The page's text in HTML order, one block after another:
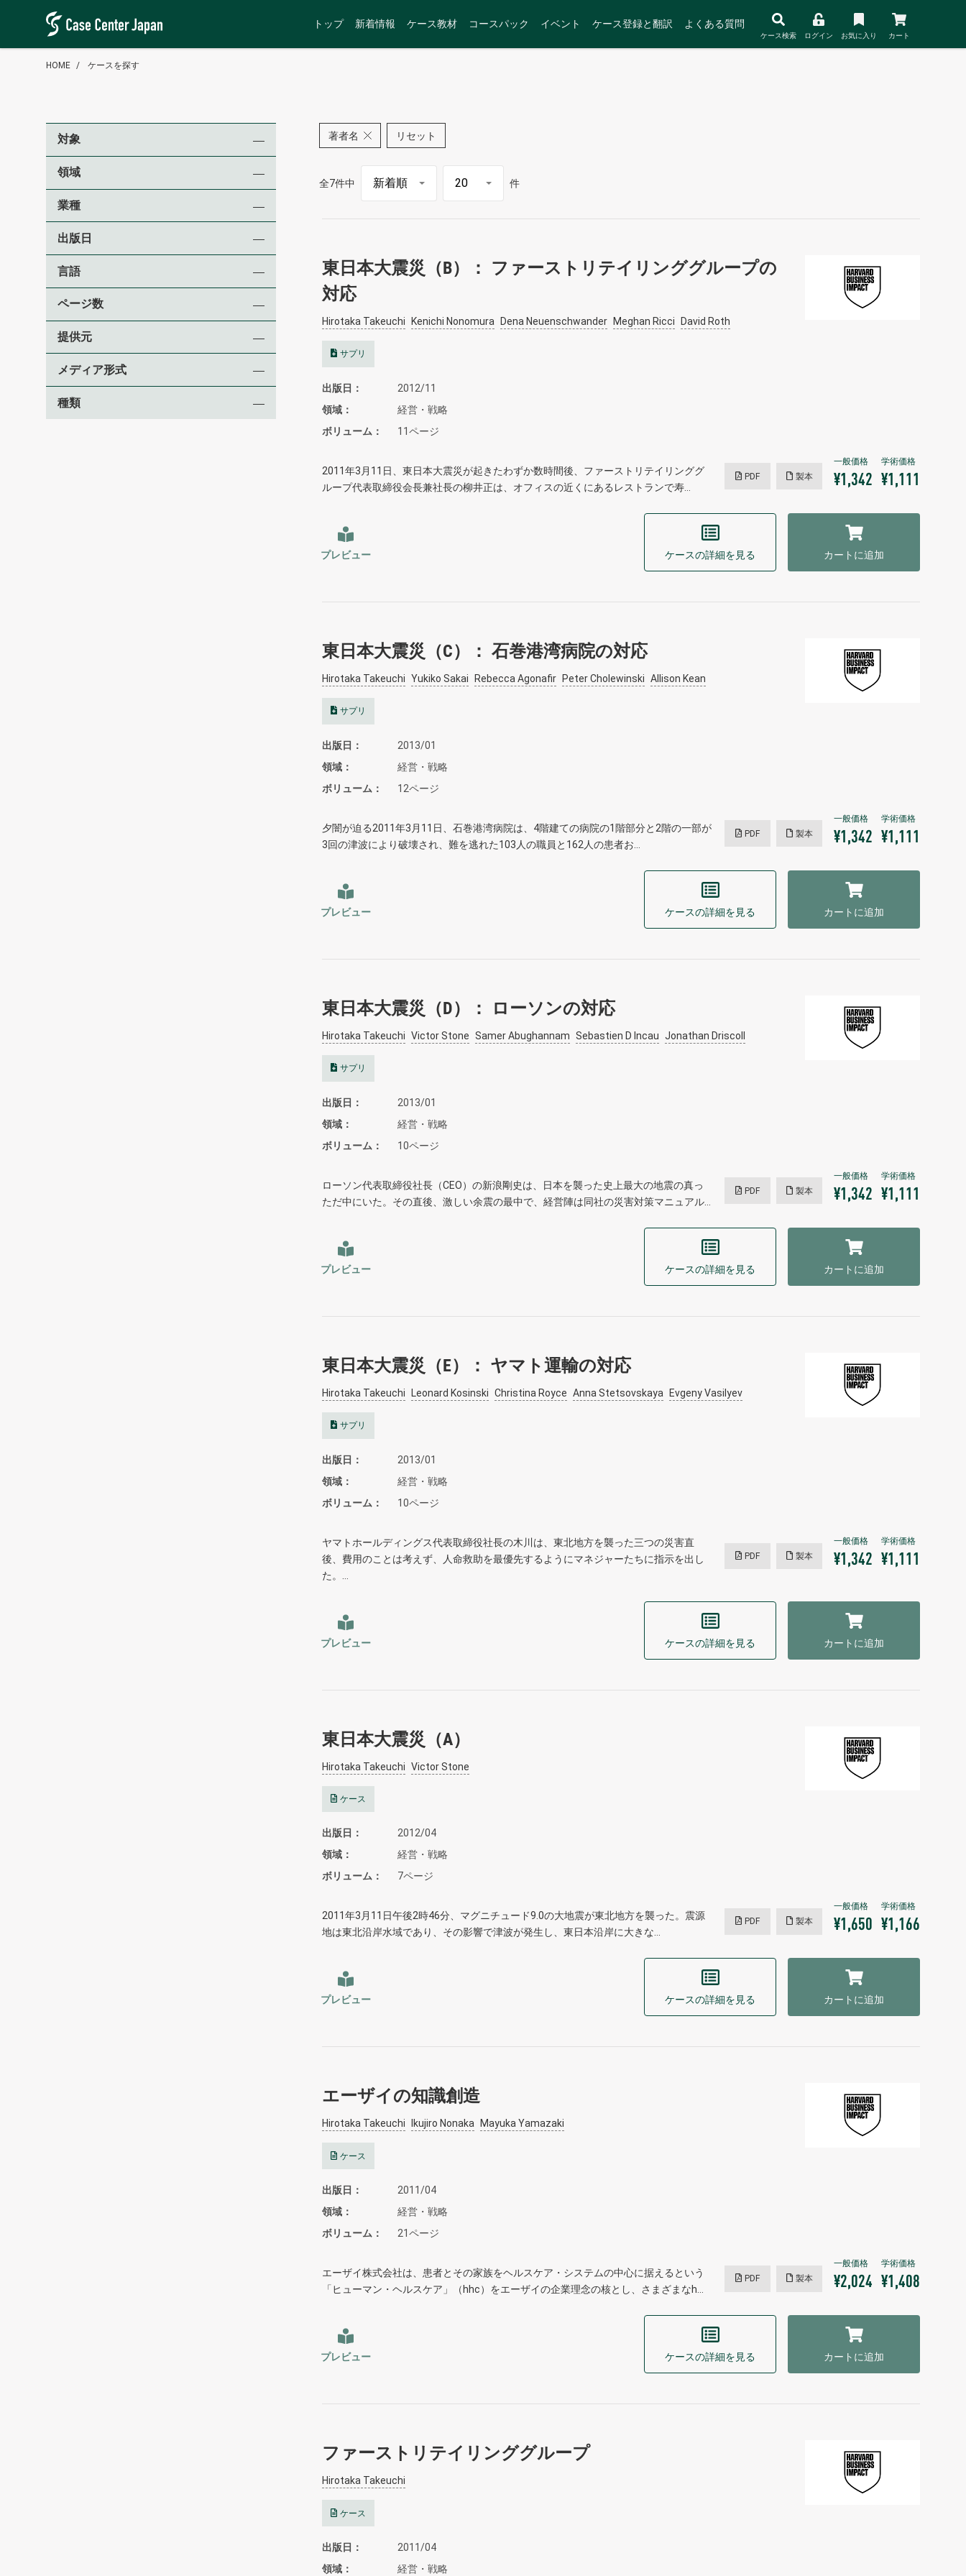
トップ 新着情報 ケース教材 コースパック イベント ケース登録と翻訳 よくある質問
ケース検索 ログイン お気に入り カート
HOME ケースを探す
著者名 リセット
全7件中 件
東日本大震災（B）： ファーストリテイリンググループの
対応
Hirotaka Takeuchi Kenichi Nonomura Dena Neuenschwander Meghan Ricci David Roth
サプリ
出版日
2012/11
領域
経営・戦略
ボリューム
11ページ
2011年3月11日、東日本大震災が起きたわずか数時間後、ファーストリテイリンググ
ループ代表取締役会長兼社長の柳井正は、オフィスの近くにあるレストランで寿…
PDF 製本 ¥1,342 ¥1,111
プレビュー ケースの詳細を見る カートに追加
東日本大震災（C）： 石巻港湾病院の対応
Hirotaka Takeuchi Yukiko Sakai Rebecca Agonafir Peter Cholewinski Allison Kean
サプリ
出版日
2013/01
領域
経営・戦略
ボリューム
12ページ
夕闇が迫る2011年3月11日、石巻港湾病院は、4階建ての病院の1階部分と2階の一部が
3回の津波により破壊され、難を逃れた103人の職員と162人の患者お…
PDF 製本 ¥1,342 ¥1,111
プレビュー ケースの詳細を見る カートに追加
東日本大震災（D）： ローソンの対応
Hirotaka Takeuchi Victor Stone Samer Abughannam Sebastien D Incau Jonathan Driscoll
サプリ
出版日
2013/01
領域
経営・戦略
ボリューム
10ページ
ローソン代表取締役社長（CEO）の新浪剛史は、日本を襲った史上最大の地震の真っ
ただ中にいた。その直後、激しい余震の最中で、経営陣は同社の災害対策マニュアル…
PDF 製本 ¥1,342 ¥1,111
プレビュー ケースの詳細を見る カートに追加
東日本大震災（E）： ヤマト運輸の対応
Hirotaka Takeuchi Leonard Kosinski Christina Royce Anna Stetsovskaya Evgeny Vasilyev
サプリ
出版日
2013/01
領域
経営・戦略
ボリューム
10ページ
ヤマトホールディングス代表取締役社長の木川は、東北地方を襲った三つの災害直
後、費用のことは考えず、人命救助を最優先するようにマネジャーたちに指示を出し
た。…
PDF 製本 ¥1,342 ¥1,111
プレビュー ケースの詳細を見る カートに追加
東日本大震災（A）
Hirotaka Takeuchi Victor Stone
ケース
出版日
2012/04
領域
経営・戦略
ボリューム
7ページ
2011年3月11日午後2時46分、マグニチュード9.0の大地震が東北地方を襲った。震源
地は東北沿岸水域であり、その影響で津波が発生し、東日本沿岸に大きな…
PDF 製本 ¥1,650 ¥1,166
プレビュー ケースの詳細を見る カートに追加
エーザイの知識創造
Hirotaka Takeuchi Ikujiro Nonaka Mayuka Yamazaki
ケース
出版日
2011/04
領域
経営・戦略
ボリューム
21ページ
エーザイ株式会社は、患者とその家族をヘルスケア・システムの中心に据えるという
「ヒューマン・ヘルスケア」（hhc）をエーザイの企業理念の核とし、さまざまなh…
PDF 製本 ¥2,024 ¥1,408
プレビュー ケースの詳細を見る カートに追加
ファーストリテイリンググループ
Hirotaka Takeuchi
ケース
出版日
2011/04
領域
経営・戦略
対象
領域
業種
出版日
言語
ページ数
提供元
メディア形式
種類